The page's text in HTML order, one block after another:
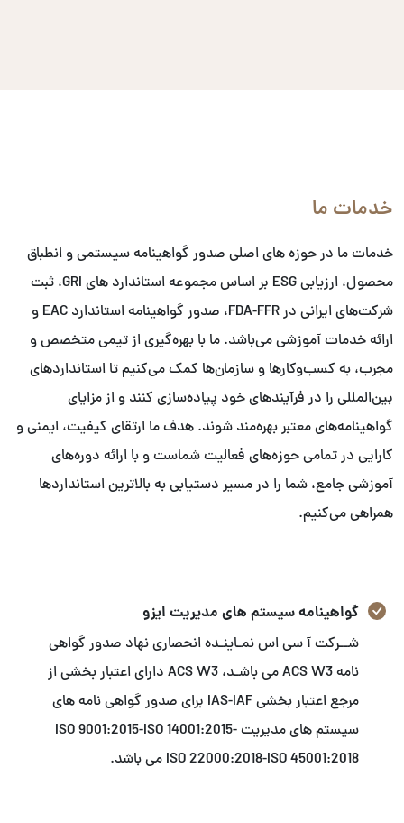
خدمات ما
خدمات ما در حوزه های اصلی صدور گواهینامه سیستمی و انطباق
محصول، ارزیابی ESG بر اساس مجموعه استاندارد های GRI، ثبت
شرکت‌های ایرانی در FDA-FFR، صدور گواهینامه استاندارد EAC و
ارائه خدمات آموزشی می‌باشد. ما با بهره‌گیری از تیمی متخصص و
مجرب، به کسب‌وکارها و سازمان‌ها کمک می‌کنیم تا استانداردهای
بین‌المللی را در فرآیندهای خود پیاده‌سازی کنند و از مزایای
گواهینامه‌های معتبر بهره‌مند شوند. هدف ما ارتقای کیفیت، ایمنی و
کارایی در تمامی حوزه‌های فعالیت شماست و با ارائه دوره‌های
آموزشی جامع، شما را در مسیر دستیابی به بالاترین استانداردها
همراهی می‌کنیم.
گواهینامه سیستم های مدیریت ایزو
شــرکت آ سی اس نمـاینـده انحصاری نهاد صدور گواهی
نامه ACS W3 می باشـد، ACS W3 دارای اعتبار بخشی از
مرجع اعتبار بخشی IAS-IAF برای صدور گواهی نامه های
سیستم های مدیریت ISO 9001:2015-ISO 14001:2015-
ISO 22000:2018-ISO 45001:2018 می باشد.